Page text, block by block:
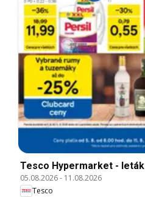
Tesco Hypermarket - leták
05.08.2026- 11.08.2026
Tesco